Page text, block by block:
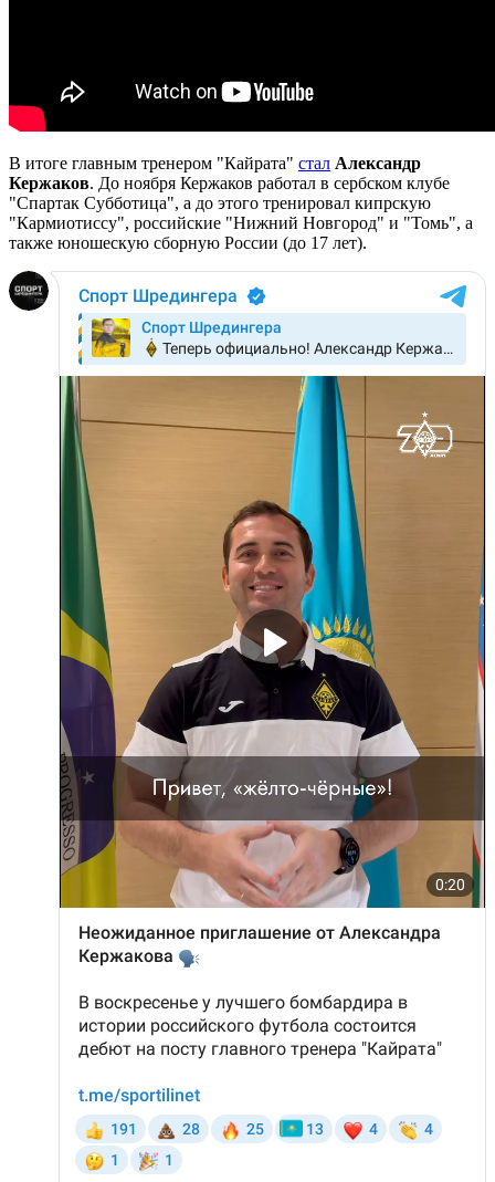
В итоге главным тренером "Кайрата" стал Александр
Кержаков. До ноября Кержаков работал в сербском клубе
"Спартак Субботица", а до этого тренировал кипрскую
"Кармиотиссу", российские "Нижний Новгород" и "Томь", а
также юношескую сборную России (до 17 лет).